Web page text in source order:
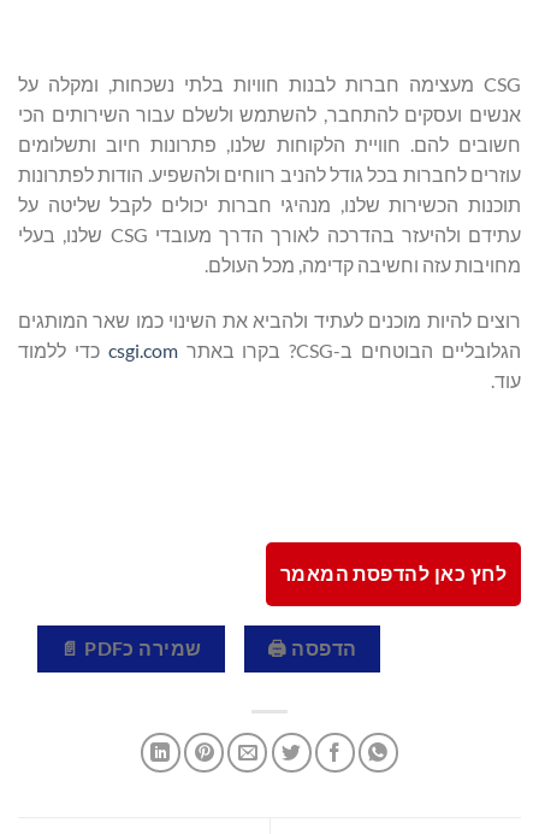
CSG מעצימה חברות לבנות חוויות בלתי נשכחות, ומקלה על
אנשים ועסקים להתחבר, להשתמש ולשלם עבור השירותים הכי
חשובים להם. חוויית הלקוחות שלנו, פתרונות חיוב ותשלומים
עוזרים לחברות בכל גודל להניב רווחים ולהשפיע. הודות לפתרונות
תוכנות הכשירות שלנו, מנהיגי חברות יכולים לקבל שליטה על
עתידם ולהיעזר בהדרכה לאורך הדרך מעובדי CSG שלנו, בעלי
מחויבות עזה וחשיבה קדימה, מכל העולם.
רוצים להיות מוכנים לעתיד ולהביא את השינוי כמו שאר המותגים
הגלובליים הבוטחים ב-CSG? בקרו באתר
csgi.com כדי ללמוד
עוד.
לחץ כאן להדפסת המאמר
הדפסה 🖨 שמירה כPDF 📄